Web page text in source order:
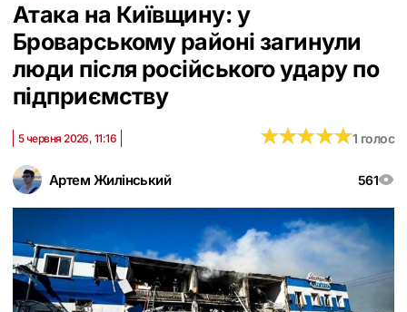
Атака на Київщину: у
Броварському районі загинули
люди після російського удару по
підприємству
Артем Жилінський 561
5 червня 2026, 11:16 ★★★★★
★★★★★1 голос